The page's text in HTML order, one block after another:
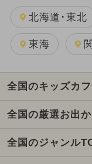
北海道･東北
東海
全国のキッズカ
全国の厳選お出
全国のジャンル